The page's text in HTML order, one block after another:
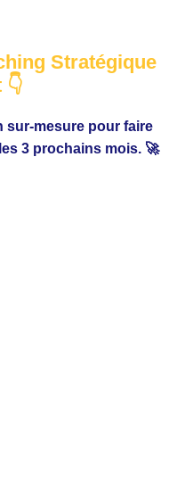
Stratégique
sur-mesure pour faire
3 prochains mois. 🚀